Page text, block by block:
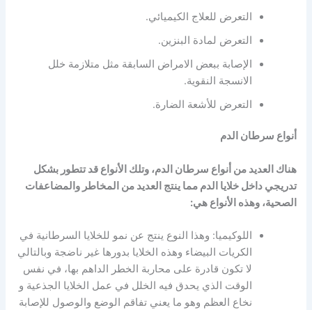
التعرض للعلاج الكيميائي.
التعرض لمادة البنزين.
الإصابة ببعض الامراض السابقة مثل متلازمة خلل
الانسجة النقوية.
التعرض للأشعة الضارة.
أنواع سرطان الدم
هناك العديد من أنواع سرطان الدم، وتلك الأنواع قد تتطور بشكل
تدريجي داخل خلايا الدم مما ينتج العديد من المخاطر والمضاعفات
الصحية، وهذه الأنواع هي:
اللوكيميا: وهذا النوع ينتج عن نمو للخلايا السرطانية في
الكريات البيضاء وهذه الخلايا بدورها غير ناضجة وبالتالي
لا تكون قادرة على محاربة الخطر الداهم بها، في نفس
الوقت الذي يحدق فيه الخلل في عمل الخلايا الجذعية و
نخاع العظم وهو ما يعني تفاقم الوضع والوصول للإصابة